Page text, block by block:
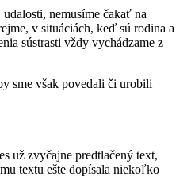
nemusíme čakať na
v situáciách, keď sú rodina a
sústrasti vždy vychádzame z
sme však povedali či urobili
už zvyčajne predtlačený text,
textu ešte dopísala niekoľko